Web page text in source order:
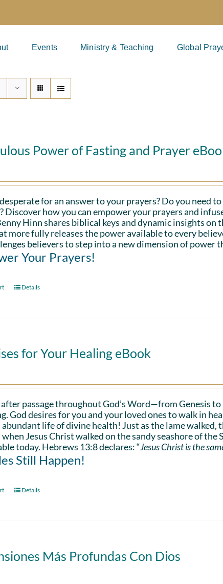
Events Ministry & Teaching Global
Power of Fasting and Prayer
for an answer to your prayers? Do you need
Discover how you can empower your prayers and
Hinn shares biblical keys and dynamic insights
more fully releases the power available to every
believers to step into a new dimension of power
Your Prayers!
Details
for Your Healing eBook
after passage throughout God’s Word—from Genesis
God desires for you and your loved ones to walk in
abundant life of divine health! Just as the lame
when Jesus Christ walked on the sandy seashore of
today. Hebrews 13:8 declares: “Jesus Christ is the
Still Happen!
Details
Más Profundas Con Dios